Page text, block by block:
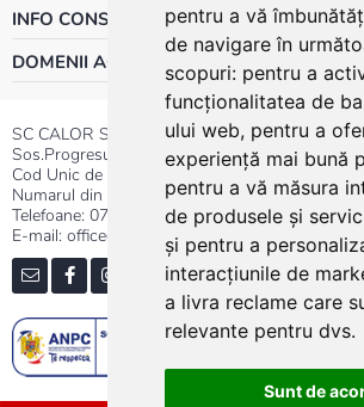
pentru a vă
de navigare în
scopuri: pentru a
funcționalitatea de
ului web, pentru a
experiență mai bună
pentru a vă măsura
de produsele și
și pentru a
interacțiunile de
a livra reclame care
relevante pentru dvs.
Sunt de
INFO CONSUMATOR
DOMENII ACTIVITATE
SC CALOR SRL
Sos.Progresului nr.30-40, Sector 5, Bucuresti
Cod Unic de Inregistrare: RO 3004724
Numarul din Registrul Comertului:J40/13176/
Telefoane: 0737.23.44.44|021.411.44.44
E-mail: office@calor.ro